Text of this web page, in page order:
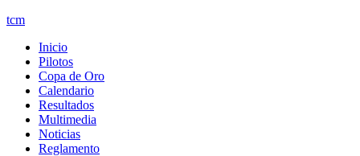
tcm
Inicio
Pilotos
Copa de Oro
Calendario
Resultados
Multimedia
Noticias
Reglamento